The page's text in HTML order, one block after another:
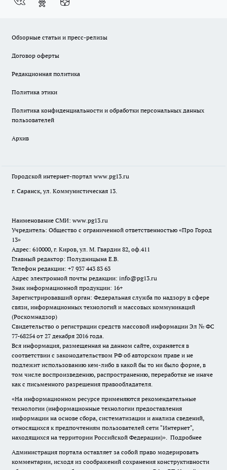
Обзорные статьи и пресс-релизы
Договор оферты
Редакционная политика
Политика этики
Политика конфиденциальности и обработки персональных данных
пользователей
Архив
Городской интернет-портал www.pg13.ru
г. Саранск, ул. Коммунистическая 13.
Наименование СМИ: www.pg13.ru
Учредитель: Общество с ограниченной ответственностью «Про Город
13»
Адрес: 610000, г. Киров, ул. М. Гвардии 82, оф.411
Главный редактор: Полудницына Е.В.
Телефон редакции: +7 937 443 83 63
Адрес электронной почты редакции: info@pg13.ru
Знак информационной продукции: 16+
Зарегистрировавший орган: Федеральная служба по надзору в сфере
связи, информационных технологий и массовых коммуникаций
(Роскомнадзор)
Свидетельство о регистрации средств массовой информации Эл № ФС
77-68254 от 27 декабря 2016 года.
Вся информация, размещенная на данном сайте, охраняется в
соответствии с законодательством РФ об авторском праве и не
подлежит использованию кем-либо в какой бы то ни было форме, в
том числе воспроизведению, распространению, переработке не иначе
как с письменного разрешения правообладателя.
«На информационном ресурсе применяются рекомендательные
технологии (информационные технологии предоставления
информации на основе сбора, систематизации и анализа сведений,
относящихся к предпочтениям пользователей сети "Интернет",
находящихся на территории Российской Федерации)». Подробнее
Администрация портала оставляет за собой право модерировать
комментарии, исходя из соображений сохранения конструктивности